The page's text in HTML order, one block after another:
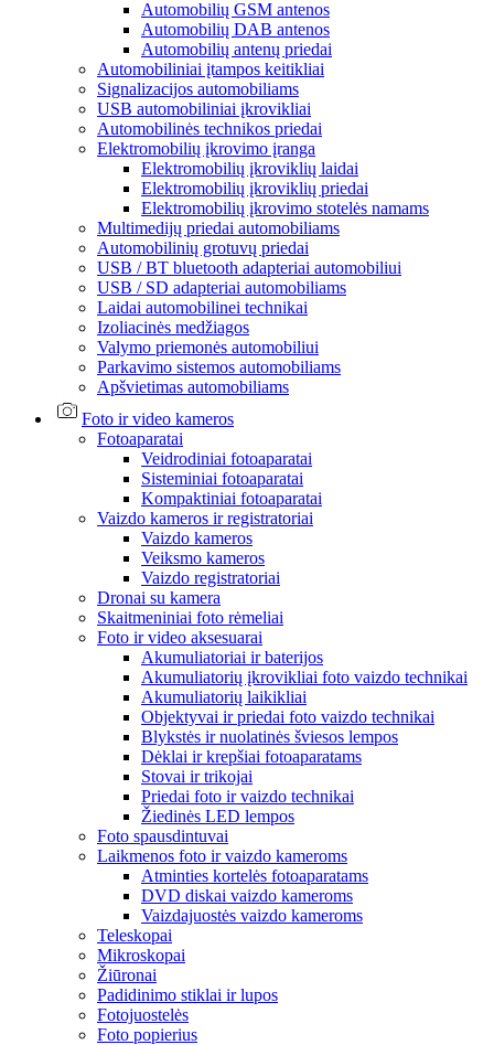
Automobilių GSM antenos
Automobilių DAB antenos
Automobilių antenų priedai
Automobiliniai įtampos keitikliai
Signalizacijos automobiliams
USB automobiliniai įkrovikliai
Automobilinės technikos priedai
Elektromobilių įkrovimo įranga
Elektromobilių įkroviklių laidai
Elektromobilių įkroviklių priedai
Elektromobilių įkrovimo stotelės namams
Multimedijų priedai automobiliams
Automobilinių grotuvų priedai
USB / BT bluetooth adapteriai automobiliui
USB / SD adapteriai automobiliams
Laidai automobilinei technikai
Izoliacinės medžiagos
Valymo priemonės automobiliui
Parkavimo sistemos automobiliams
Apšvietimas automobiliams
Foto ir video kameros
Fotoaparatai
Veidrodiniai fotoaparatai
Sisteminiai fotoaparatai
Kompaktiniai fotoaparatai
Vaizdo kameros ir registratoriai
Vaizdo kameros
Veiksmo kameros
Vaizdo registratoriai
Dronai su kamera
Skaitmeniniai foto rėmeliai
Foto ir video aksesuarai
Akumuliatoriai ir baterijos
Akumuliatorių įkrovikliai foto vaizdo technikai
Akumuliatorių laikikliai
Objektyvai ir priedai foto vaizdo technikai
Blykstės ir nuolatinės šviesos lempos
Dėklai ir krepšiai fotoaparatams
Stovai ir trikojai
Priedai foto ir vaizdo technikai
Žiedinės LED lempos
Foto spausdintuvai
Laikmenos foto ir vaizdo kameroms
Atminties kortelės fotoaparatams
DVD diskai vaizdo kameroms
Vaizdajuostės vaizdo kameroms
Teleskopai
Mikroskopai
Žiūronai
Padidinimo stiklai ir lupos
Fotojuostelės
Foto popierius